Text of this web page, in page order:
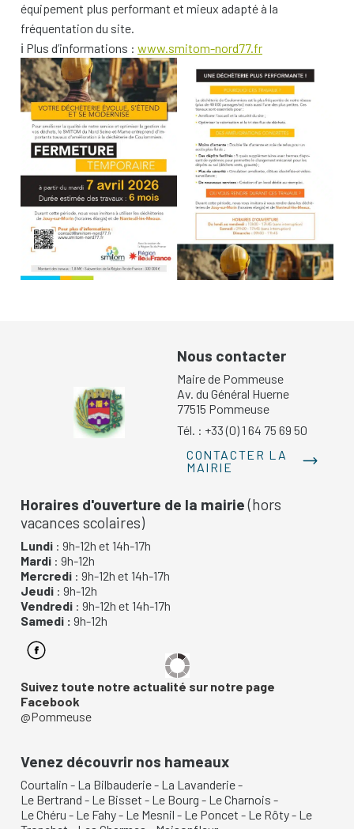
équipement plus performant et mieux adapté à la
fréquentation du site.
ℹ️ Plus d’informations : www.smitom-nord77.fr
Nous contacter
Maire de Pommeuse
Av. du Général Huerne
77515 Pommeuse
Tél. : +33 (0) 1 64 75 69 50
CONTACTER LA
MAIRIE
Horaires d'ouverture de la mairie(hors
vacances scolaires)
Lundi : 9h-12h et 14h-17h
Mardi : 9h-12h
Mercredi : 9h-12h et 14h-17h
Jeudi : 9h-12h
Vendredi : 9h-12h et 14h-17h
Samedi : 9h-12h
Suivez toute notre actualité sur notre page
Facebook
@Pommeuse
Venez découvrir nos hameaux
Courtalin - La Bilbauderie- La Lavanderie-
Le Bertrand - Le Bisset - Le Bourg - Le Charnois -
Le Chéru - Le Fahy- Le Mesnil - Le Poncet - Le Rôty- Le